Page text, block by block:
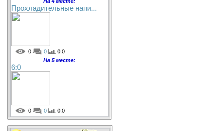
Прохладительные напи...
0 0
0.0
На 5 месте:
6:0
0 0 0.0